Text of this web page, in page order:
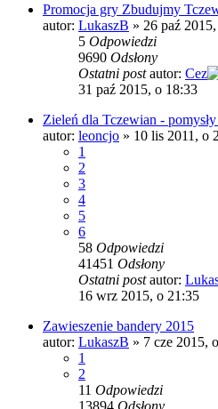
Promocja gry Zbudujmy
autor: LukaszB » 26 paź
5 Odpowiedzi
9690 Odsłony
Ostatni postautor: Cez
31 paź 2015, o 18:33
Zieleń dla Tczewian -
autor: leoncjo » 10 lis 2011, o
1
2
3
4
5
6
58 Odpowiedzi
41451 Odsłony
Ostatni postautor:
16 wrz 2015, o 21:35
Zawieszenie bandery 2015
autor: LukaszB » 7 cze 2015,
1
2
11 Odpowiedzi
13894 Odsłony